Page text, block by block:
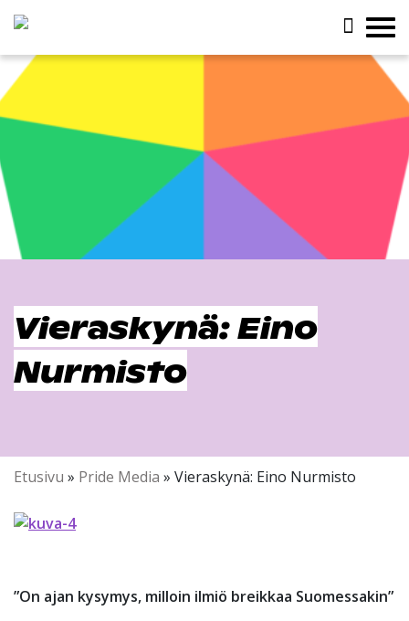
Vieraskynä: Eino
Nurmisto
Etusivu » Pride Media » Vieraskynä: Eino Nurmisto
”On ajan kysymys, milloin ilmiö breikkaa Suomessakin”